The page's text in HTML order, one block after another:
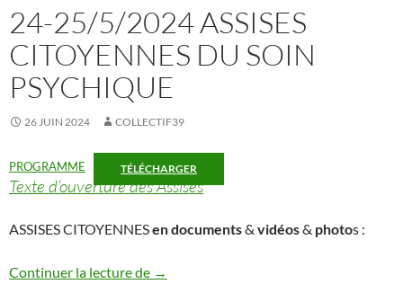
24-25/5/2024 ASSISES
CITOYENNES DU SOIN
PSYCHIQUE
26 JUIN 2024 COLLECTIF39
PROGRAMME TÉLÉCHARGER
Texte d’ouverture des Assises
ASSISES CITOYENNESen documents& vidéos& photos :
Continuer la lecture de 24-25/5/2024 ASSISES CITOYENNES
→